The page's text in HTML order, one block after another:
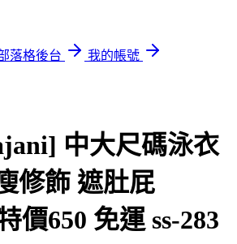
落格後台
我的帳號
中大尺碼泳衣
修飾 遮肚屁
價650 免運 ss-283